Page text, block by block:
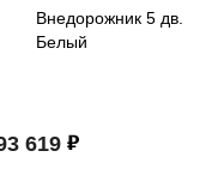
Внедорожник 5 дв.
Белый
619